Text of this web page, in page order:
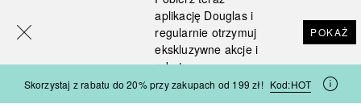
aplikację Douglas i
regularnie otrzymuj
ekskluzywne akcje i
rabaty
POKAŻ
Skorzystaj z rabatu do 20% przy zakupach od 199 zł! Kod:HOT
[navigation.slideout.screenreader]